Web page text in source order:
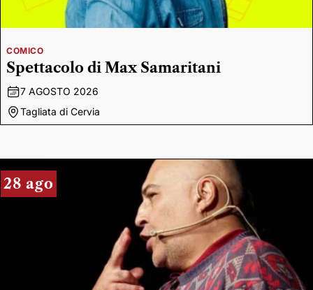
COMICO
Spettacolo di Max Samaritani
7 AGOSTO 2026
Tagliata di Cervia
28 ago